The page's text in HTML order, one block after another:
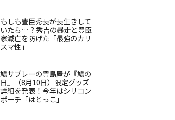
もしも豊臣秀長が長生きして
いたら…？秀吉の暴走と豊臣
家滅亡を防げた「最強のカリ
スマ性」
鳩サブレーの豊島屋が『鳩の
日』（8月10日）限定グッズ
詳細を発表！今年はシリコン
ポーチ「はとっこ」